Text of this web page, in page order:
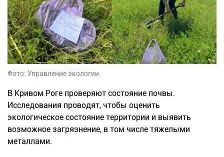
Фото: Управление экологии
В Кривом Роге проверяют состояние почвы.
Исследования проводят, чтобы оценить
экологическое состояние территории и выявить
возможное загрязнение, в том числе тяжелыми
металлами.